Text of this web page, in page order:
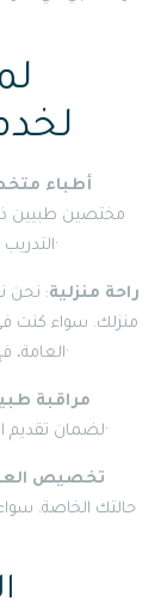
أطباء
مختصين طبيين
التدريب الكافي لفهم احتياجات المريض وتوفير العلاج الأمثل·
راحة منزلية: نحن
منزلك. سواء كنت
العامة، فإننا نوفر لك تجربة علاجية مريحة في مكانك المفضل·
مراقبة
لضمان تقديم العلاج الآمن والفعال بما يتناسب مع حالتك الصحية·
تخصيص
حالتك الخاصة.